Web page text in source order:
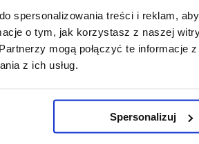
spersonalizowania treści i reklam,
o tym, jak korzystasz z naszej
mogą połączyć te informacje
z ich usług.
Spersonalizuj